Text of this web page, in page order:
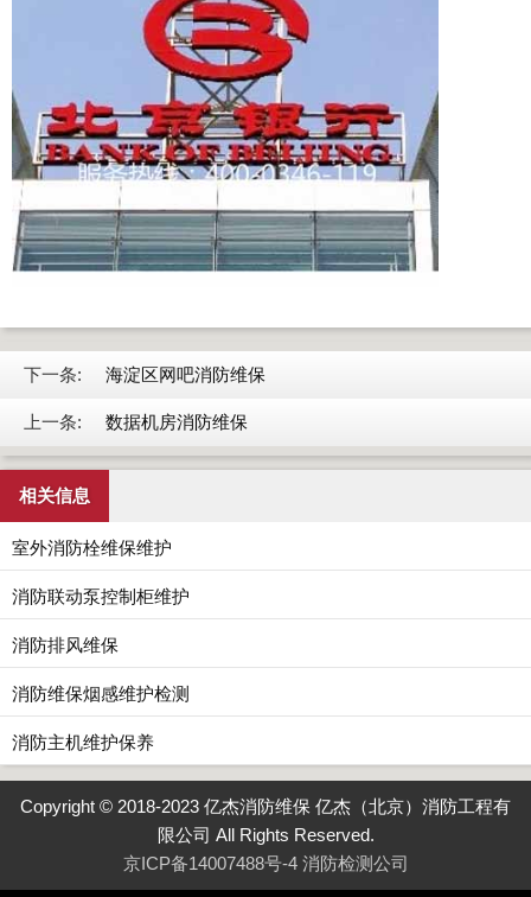
下一条: 海淀区网吧消防维保
上一条: 数据机房消防维保
相关信息
室外消防栓维保维护
消防联动泵控制柜维护
消防排风维保
消防维保烟感维护检测
消防主机维护保养
Copyright © 2018-2023 亿杰消防维保 亿杰（北京）消防工程有
限公司 All Rights Reserved.
京ICP备14007488号-4 消防检测公司